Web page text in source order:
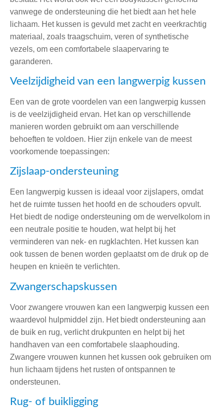
vanwege de ondersteuning die het biedt aan het hele
lichaam. Het kussen is gevuld met zacht en veerkrachtig
materiaal, zoals traagschuim, veren of synthetische
vezels, om een comfortabele slaapervaring te
garanderen.
Veelzijdigheid van een langwerpig kussen
Een van de grote voordelen van een langwerpig kussen
is de veelzijdigheid ervan. Het kan op verschillende
manieren worden gebruikt om aan verschillende
behoeften te voldoen. Hier zijn enkele van de meest
voorkomende toepassingen:
Zijslaap-ondersteuning
Een langwerpig kussen is ideaal voor zijslapers, omdat
het de ruimte tussen het hoofd en de schouders opvult.
Het biedt de nodige ondersteuning om de wervelkolom in
een neutrale positie te houden, wat helpt bij het
verminderen van nek- en rugklachten. Het kussen kan
ook tussen de benen worden geplaatst om de druk op de
heupen en knieën te verlichten.
Zwangerschapskussen
Voor zwangere vrouwen kan een langwerpig kussen een
waardevol hulpmiddel zijn. Het biedt ondersteuning aan
de buik en rug, verlicht drukpunten en helpt bij het
handhaven van een comfortabele slaaphouding.
Zwangere vrouwen kunnen het kussen ook gebruiken om
hun lichaam tijdens het rusten of ontspannen te
ondersteunen.
Rug- of buikligging